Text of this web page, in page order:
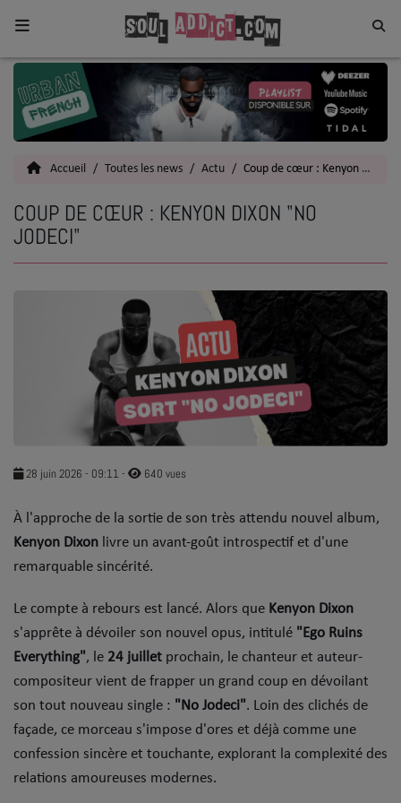
Home
Toutes les News
Actu
SOUL ADDICT PLAY
Flash News
Dans la Street
Dans ton Téléphone
Mic 2 Rue
Première Fois
URBAN CULTURE
Accueil Toutes les news Actu Coup de cœur : Kenyon Dixon "No Jodeci"
COUP DE CŒUR : KENYON DIXON "NO
JODECI"
28 juin 2026 - 09:11 - 640 vues
À l'approche de la sortie de son très attendu nouvel album,
Kenyon Dixon livre un avant-goût introspectif et d'une
remarquable sincérité.
Le compte à rebours est lancé. Alors que Kenyon Dixon
s'apprête à dévoiler son nouvel opus, intitulé "Ego Ruins
Everything", le 24 juillet prochain, le chanteur et auteur-
compositeur vient de frapper un grand coup en dévoilant
son tout nouveau single : "No Jodeci". ​Loin des clichés de
façade, ce morceau s'impose d'ores et déjà comme une
confession sincère et touchante, explorant la complexité des
relations amoureuses modernes.